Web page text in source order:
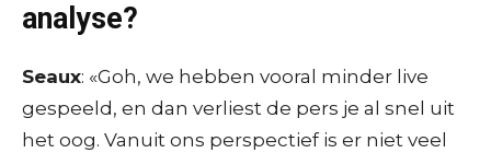
analyse?
Seaux: «Goh, we hebben vooral minder live
gespeeld, en dan verliest de pers je al snel uit
het oog. Vanuit ons perspectief is er niet veel